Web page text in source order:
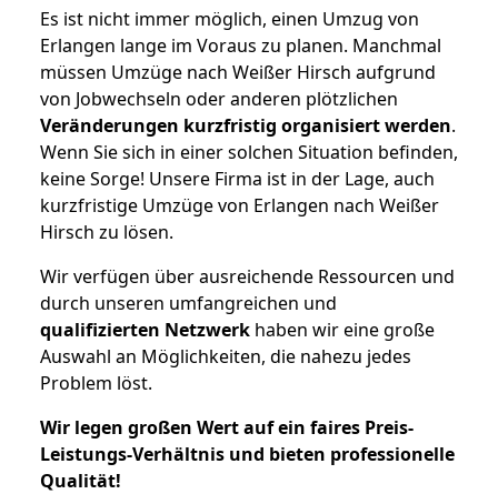
Es ist nicht immer möglich, einen Umzug von
Erlangen lange im Voraus zu planen. Manchmal
müssen Umzüge nach Weißer Hirsch aufgrund
von Jobwechseln oder anderen plötzlichen
Veränderungen kurzfristig organisiert werden.
Wenn Sie sich in einer solchen Situation befinden,
keine Sorge! Unsere Firma ist in der Lage, auch
kurzfristige Umzüge von Erlangen nach Weißer
Hirsch zu lösen.
Wir verfügen über ausreichende Ressourcen und
durch unseren umfangreichen und
qualifizierten Netzwerk haben wir eine große
Auswahl an Möglichkeiten, die nahezu jedes
Problem löst.
Wir legen großen Wert auf ein faires Preis-
Leistungs-Verhältnis und bieten professionelle
Qualität!